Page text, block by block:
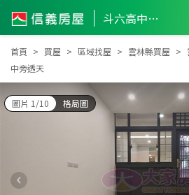
斗六高中旁透天
首頁 買屋 區域找屋 雲林縣買屋
中旁透天
圖片 1/10 格局圖